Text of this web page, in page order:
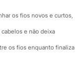
os fios novos e curtos,
e não deixa
os fios enquanto finaliza